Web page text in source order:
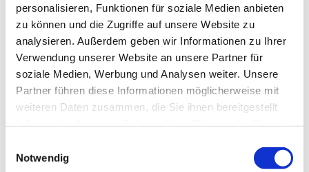
personalisieren, Funktionen für soziale Medien anbieten
zu können und die Zugriffe auf unsere Website zu
analysieren. Außerdem geben wir Informationen zu Ihrer
Verwendung unserer Website an unsere Partner für
soziale Medien, Werbung und Analysen weiter. Unsere
Partner führen diese Informationen möglicherweise mit
weiteren Daten zusammen, die Sie ihnen bereitgestellt
Notwendig
Dies könnte Sie auch
interessieren